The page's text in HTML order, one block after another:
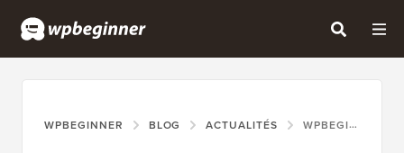
WPBEGINNER BLOG ACTUALITÉS WPBEGINNER SPOTLIGHT 23 : WPVIBE APPORTE L'IA À WORDPRESS + DES OUTILS PLUS INTELLIGENTS D'AUTOMATISATION, DE RÉFÉRENCEMENT ET DE COLLECTE DE FONDS